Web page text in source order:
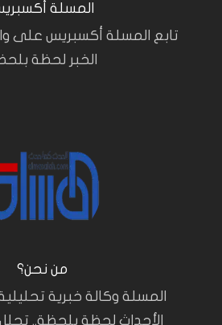
المسلة
تابع المسلة أكسبريس على
الخبر لحظة
من نحن؟
المسلة وكالة خبرية
الأحداث لحظة بلحظة.. تحلل